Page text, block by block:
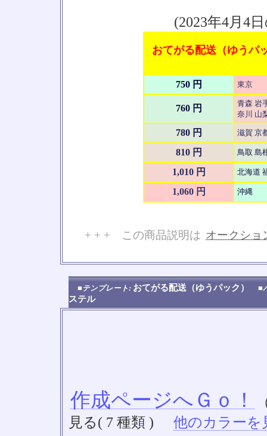
(2023年4月4
おてがる配送（ゆうパ
750 円 東京
760 円
青森 岩
奈川 山
780 円 滋賀 京
810 円 鳥取 島
1,010 円 北海道
1,060 円 沖縄
+ + + この商品説明は オークショ
■テンプレート: おてがる配送（ゆうパック） ■
ステル
作成ページへＧｏ！
見る( 7 種類 )
他のカラーを